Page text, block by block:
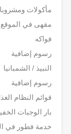
مأكولات
مقهى في الموقع
فواكه
رسوم إضافية
النبيذ / الشمبانيا
رسوم إضافية
قوائم النظام
بار الوجبات
خدمة فطور في